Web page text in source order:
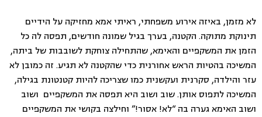
לא מזמן, באיזה אירוע משפחתי, ראיתי אמא מחזיקה על הידיים
תינוקת מתוקה. הקטנה, בערך בגיל שמונה חודשים, תפסה לה כל
הזמן את המשקפיים והאימא, שהתחילה צוחקת לשובבות של ביתה,
המשיכה בהטיות הראש אחורנית כדי שהקטנה לא תגיע. זה כמובן לא
עזר והילדה, סקרנית ועקשנית כמו שצריכה להיות קטנטונת בגילה,
המשיכה לתפוס אותן. שוב ושוב היא תפסה את המשקפיים ושוב
ושוב האימא גערה בה “לא! אסור!” וחילצה בקושי את המשקפיים